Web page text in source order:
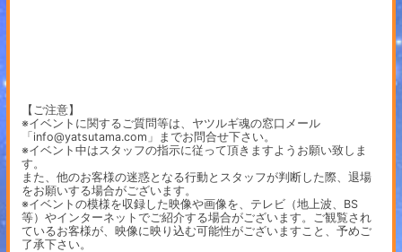
【ご注意】
※イベントに関するご質問等は、ヤツルギ魂の窓口メール
「info@yatsutama.com」までお問合せ下さい。
※イベント中はスタッフの指示に従って頂きますようお願い致しま
す。
また、他のお客様の迷惑となる行動とスタッフが判断した際、退場
をお願いする場合がございます。
※イベントの模様を収録した映像や画像を、テレビ（地上波、BS
等）やインターネットでご紹介する場合がございます。ご観覧され
ているお客様が、映像に映り込む可能性がございますこと、予めご
了承下さい。